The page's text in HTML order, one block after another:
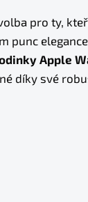
pro ty,
punc
Apple
díky své